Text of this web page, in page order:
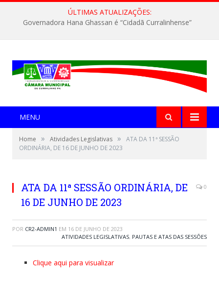
ÚLTIMAS ATUALIZAÇÕES:
Governadora Hana Ghassan é “Cidadã Curralinhense”
MENU
Home » Atividades Legislativas »
ATA DA 11ª SESSÃO
ORDINÁRIA, DE 16 DE JUNHO DE 2023
ATA DA 11ª SESSÃO ORDINÁRIA, DE
16 DE JUNHO DE 2023
0
POR CR2-ADMIN1 EM 16 DE JUNHO DE 2023
ATIVIDADES LEGISLATIVAS, PAUTAS E ATAS DAS SESSÕES
Clique aqui para visualizar